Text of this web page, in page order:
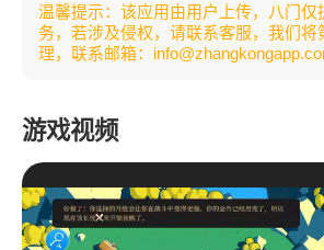
温馨提示：该应用由用户上传，八门仅
务，若涉及侵权，请联系客服，我们将
理，联系邮箱：
游戏视频